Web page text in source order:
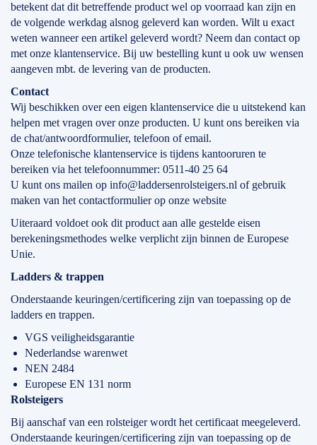
betekent dat dit betreffende product wel op voorraad kan zijn en
de volgende werkdag alsnog geleverd kan worden. Wilt u exact
weten wanneer een artikel geleverd wordt? Neem dan contact op
met onze klantenservice. Bij uw bestelling kunt u ook uw wensen
aangeven mbt. de levering van de producten.
Contact
Wij beschikken over een eigen klantenservice die u uitstekend kan
helpen met vragen over onze producten. U kunt ons bereiken via
de chat/antwoordformulier, telefoon of email.
Onze telefonische klantenservice is tijdens kantooruren te
bereiken via het telefoonnummer: 0511-40 25 64
U kunt ons mailen op info@laddersenrolsteigers.nl of gebruik
maken van het contactformulier op onze website
Uiteraard voldoet ook dit product aan alle gestelde eisen
berekeningsmethodes welke verplicht zijn binnen de Europese
Unie.
Ladders & trappen
Onderstaande keuringen/certificering zijn van toepassing op de
ladders en trappen.
VGS veiligheidsgarantie
Nederlandse warenwet
NEN 2484
Europese EN 131 norm
Rolsteigers
Bij aanschaf van een rolsteiger wordt het certificaat meegeleverd.
Onderstaande keuringen/certificering zijn van toepassing op de